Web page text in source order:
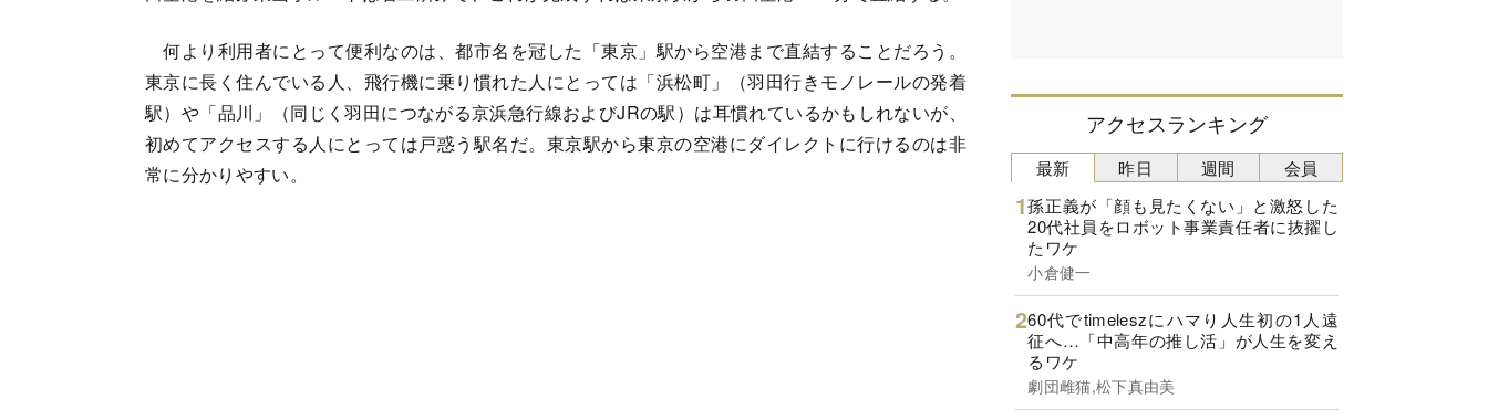
何より利用者にとって便利なのは、都市名を冠した「東京」駅から空港まで直結することだろう。
東京に長く住んでいる人、飛行機に乗り慣れた人にとっては「浜松町」（羽田行きモノレールの発着
駅）や「品川」（同じく羽田につながる京浜急行線およびJRの駅）は耳慣れているかもしれないが、
初めてアクセスする人にとっては戸惑う駅名だ。東京駅から東京の空港にダイレクトに行けるのは非
常に分かりやすい。
アクセスランキング
最新
孫正義が「顔も見たくない」と激怒した
20代社員をロボット事業責任者に抜擢し
たワケ
小倉健一
60代でtimeleszにハマり人生初の1人遠
征へ…「中高年の推し活」が人生を変え
るワケ
劇団雌猫,松下真由美
昨日 週間 会員